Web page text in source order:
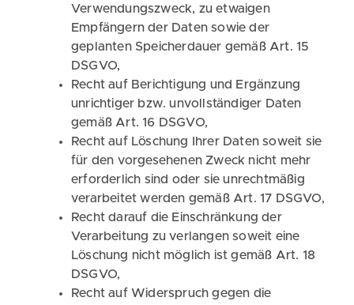
Verwendungszweck, zu etwaigen
Empfängern der Daten sowie der
geplanten Speicherdauer gemäß Art. 15
DSGVO,
Recht auf Berichtigung und Ergänzung
unrichtiger bzw. unvollständiger Daten
gemäß Art. 16 DSGVO,
Recht auf Löschung Ihrer Daten soweit sie
für den vorgesehenen Zweck nicht mehr
erforderlich sind oder sie unrechtmäßig
verarbeitet werden gemäß Art. 17 DSGVO,
Recht darauf die Einschränkung der
Verarbeitung zu verlangen soweit eine
Löschung nicht möglich ist gemäß Art. 18
DSGVO,
Recht auf Widerspruch gegen die